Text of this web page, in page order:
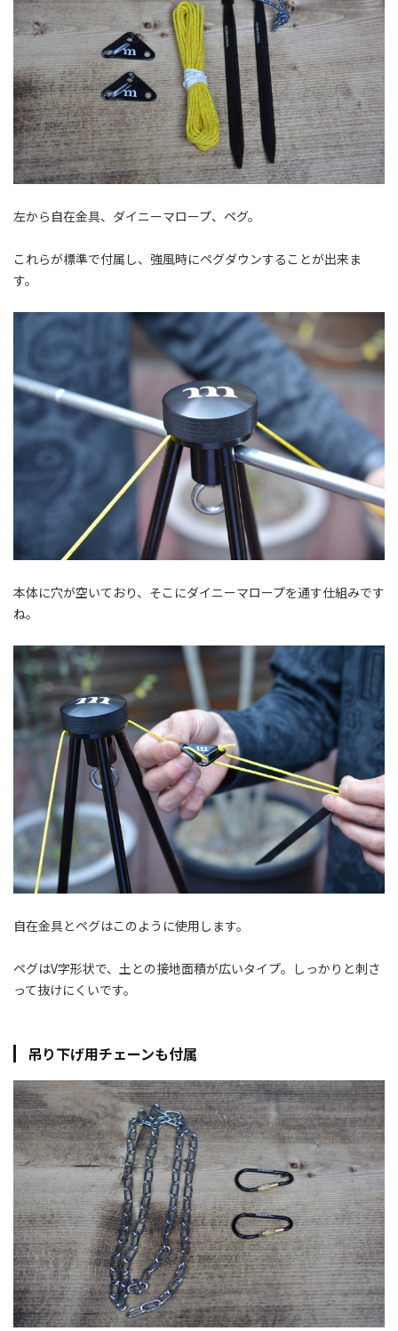
左から自在金具、ダイニーマロープ、ペグ。
これらが標準で付属し、強風時にペグダウンすることが出来ま
す。
本体に穴が空いており、そこにダイニーマロープを通す仕組みです
ね。
自在金具とペグはこのように使用します。
ペグはV字形状で、土との接地面積が広いタイプ。しっかりと刺さ
って抜けにくいです。
吊り下げ用チェーンも付属